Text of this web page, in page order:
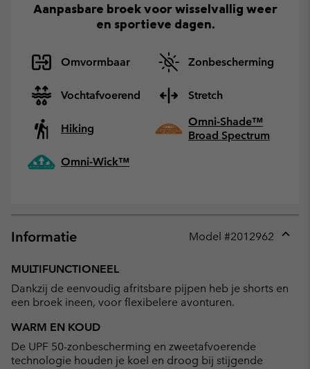
Aanpasbare broek voor wisselvallig weer
en sportieve dagen.
Omvormbaar Zonbescherming
Vochtafvoerend Stretch
Hiking
Omni-Shade™
Broad Spectrum
Omni-Wick™
Informatie Model #2012962
MULTIFUNCTIONEEL
Dankzij de eenvoudig afritsbare pijpen heb je shorts en
een broek ineen, voor flexibelere avonturen.
WARM EN KOUD
De UPF 50-zonbescherming en zweetafvoerende
technologie houden je koel en droog bij stijgende